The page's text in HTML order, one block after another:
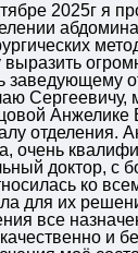
2025г я
выразить
заведующему
Сергеевичу,
Анжелике
отделения.
очень
доктор, с
ко
для их
все
и